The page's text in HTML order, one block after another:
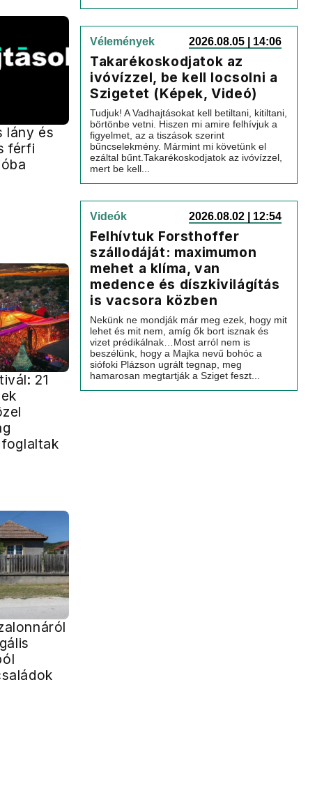
lány és
férfi
21
Vélemények 2026.08.05 | 14:06
Takarékoskodjatok az
ivóvízzel, be kell locsolni a
Szigetet (Képek, Videó)
Tudjuk! A Vadhajtásokat kell betiltani, kitiltani,
börtönbe vetni. Hiszen mi amire felhívjuk a
figyelmet, az a tiszások szerint
bűncselekmény. Mármint mi követünk el
ezáltal bűnt.Takarékoskodjatok az ivóvízzel,
mert be kell...
Videók 2026.08.02 | 12:54
Felhívtuk Forsthoffer
szállodáját: maximumon
mehet a klíma, van
medence és díszkivilágítás
is vacsora közben
Nekünk ne mondják már meg ezek, hogy mit
lehet és mit nem, amíg ők bort isznak és
vizet prédikálnak…Most arról nem is
beszélünk, hogy a Majka nevű bohóc a
siófoki Plázson ugrált tegnap, meg
hamarosan megtartják a Sziget feszt...